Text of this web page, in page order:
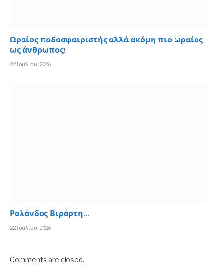
Ωραίος ποδοσφαιριστής αλλά ακόμη πιο ωραίος
ως άνθρωπος!
22 Ιουλίου, 2026
Ρολάνδος Βιράρτη…
22 Ιουλίου, 2026
Comments are closed.